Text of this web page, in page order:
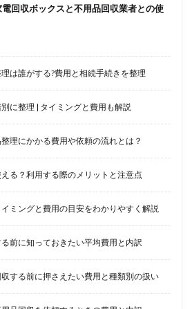
回収ボックスと不用品回収業者との使
は誰がする?費用と相続手続きを整理
に整理 | タイミングと費用も解説
理にかかる費用や依頼の流れとは？
る？利用する際のメリットと注意点
ミングと費用の目安をわかりやすく解説
前に知っておきたい平均費用と内訳
する前に押さえたい費用と種類別の扱い